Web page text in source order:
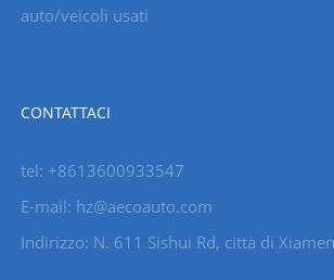
auto/veicoli usati
CONTATTACI
tel: +8613600933547
E-mail: hz@aecoauto.com
Indirizzo: N. 611 Sishui Rd, città di